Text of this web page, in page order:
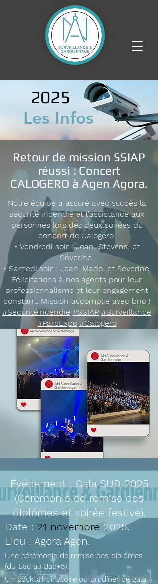
2025
Les Infos
Retour de mission SSIAP
réussi : Concert
CALOGERO à Agen Agora.
Notre équipe a assuré avec succès la
sécurité incendie et l'assistance aux
personnes lors des deux soirées du
concert de Calogero.
• Vendredi soir : Jean, Stevens, et
Séverine.
• Samedi soir : Jean, Mado, et Séverine.
Félicitations à nos agents pour leur
professionnalisme et leur engagement
constant. Mission accomplie avec brio !
#SécuritéIncendie #SSIAP #Surveillance
#ParcExpo #Calogero
Événement : Gala SUD 2025
(Cérémonie de remise des
diplômes et soirée festive).
Date : 21 novembre 2025.
Lieu : Agora Agen.
Une cérémonie de remise des diplômes
(du Bac au Bac+5).
Un cocktail dînatoire ou un dîner de gala.